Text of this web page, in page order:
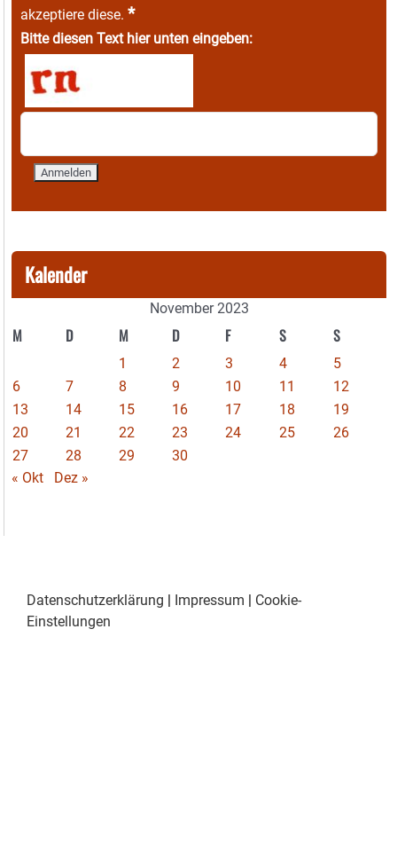
akzeptiere diese. *
Bitte diesen Text hier unten eingeben:
Kalender
November 2023
M D M D F S S
1 2 3 4
5
6
7 8 9 10 11
12
13
14 15 16 17 18
19
20
21 22 23 24 25
26
27
28 29
30
« Okt
Dez »
Datenschutzerklärung | Impressum | Cookie-
Einstellungen